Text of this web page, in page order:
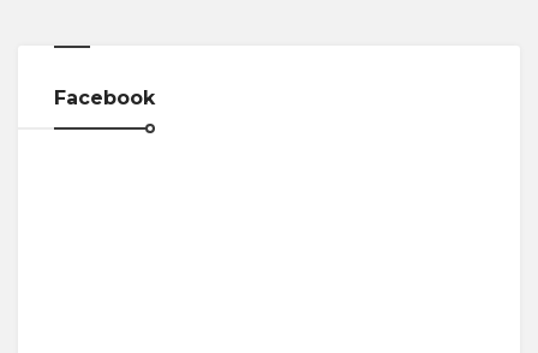
Facebook